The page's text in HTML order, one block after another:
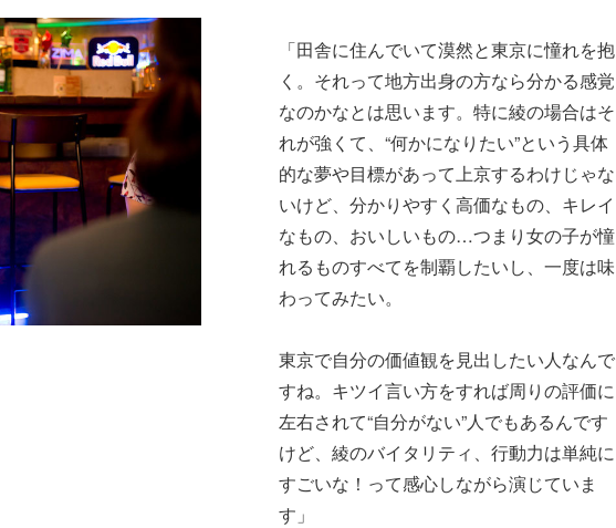
「田舎に住んでいて漠然と東京に憧れを抱
く。それって地方出身の方なら分かる感覚
なのかなとは思います。特に綾の場合はそ
れが強くて、“何かになりたい”という具体
的な夢や目標があって上京するわけじゃな
いけど、分かりやすく高価なもの、キレイ
なもの、おいしいもの…つまり女の子が憧
れるものすべてを制覇したいし、一度は味
わってみたい。
東京で自分の価値観を見出したい人なんで
すね。キツイ言い方をすれば周りの評価に
左右されて“自分がない”人でもあるんです
けど、綾のバイタリティ、行動力は単純に
すごいな！って感心しながら演じていま
す」